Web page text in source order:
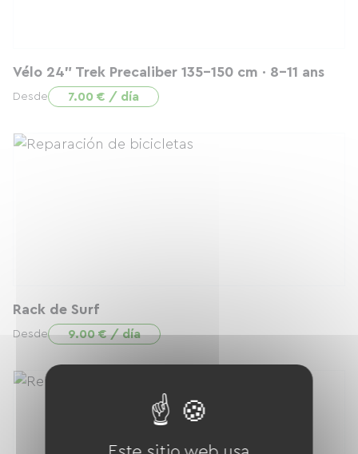
Vélo 24" Trek Precaliber 135–150 cm · 8–11 ans
Desde 7.00 € / día
Rack de Surf
Desde 9.00 € / día